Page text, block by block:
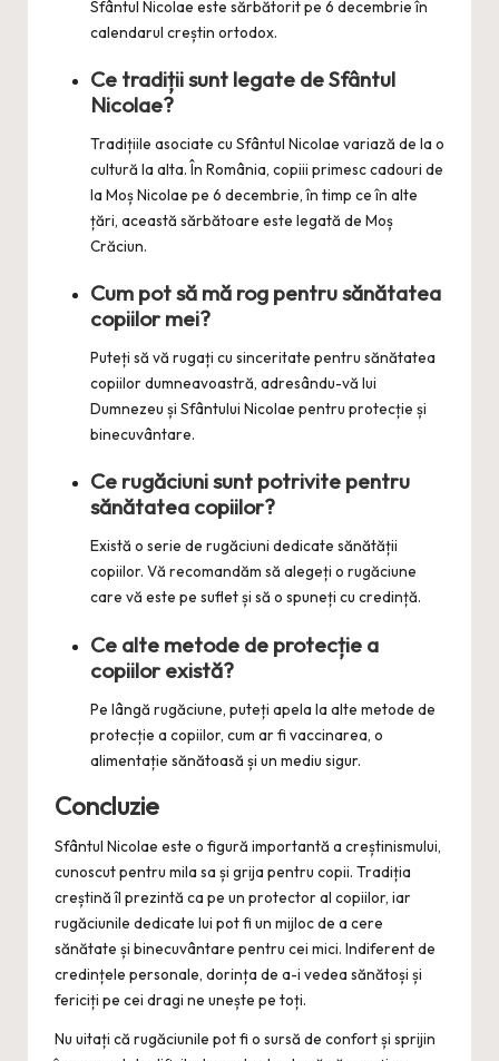
Sfântul Nicolae este sărbătorit pe 6 decembrie în
calendarul creștin ortodox.
Ce tradiții sunt legate de Sfântul
Nicolae?
Tradițiile asociate cu Sfântul Nicolae variază de la o
cultură la alta. În România, copiii primesc cadouri de
la Moș Nicolae pe 6 decembrie, în timp ce în alte
țări, această sărbătoare este legată de Moș
Crăciun.
Cum pot să mă rog pentru sănătatea
copiilor mei?
Puteți să vă rugați cu sinceritate pentru sănătatea
copiilor dumneavoastră, adresându-vă lui
Dumnezeu și Sfântului Nicolae pentru protecție și
binecuvântare.
Ce rugăciuni sunt potrivite pentru
sănătatea copiilor?
Există o serie de rugăciuni dedicate sănătății
copiilor. Vă recomandăm să alegeți o rugăciune
care vă este pe suflet și să o spuneți cu credință.
Ce alte metode de protecție a
copiilor există?
Pe lângă rugăciune, puteți apela la alte metode de
protecție a copiilor, cum ar fi vaccinarea, o
alimentație sănătoasă și un mediu sigur.
Concluzie
Sfântul Nicolae este o figură importantă a creștinismului,
cunoscut pentru mila sa și grija pentru copii. Tradiția
creștină îl prezintă ca pe un protector al copiilor, iar
rugăciunile dedicate lui pot fi un mijloc de a cere
sănătate și binecuvântare pentru cei mici. Indiferent de
credințele personale, dorința de a-i vedea sănătoși și
fericiți pe cei dragi ne unește pe toți.
Nu uitați că rugăciunile pot fi o sursă de confort și sprijin